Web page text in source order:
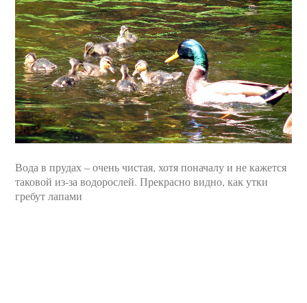
Вода в прудах – очень чистая, хотя поначалу и не кажется
таковой из-за водорослей. Прекрасно видно, как утки
гребут лапами